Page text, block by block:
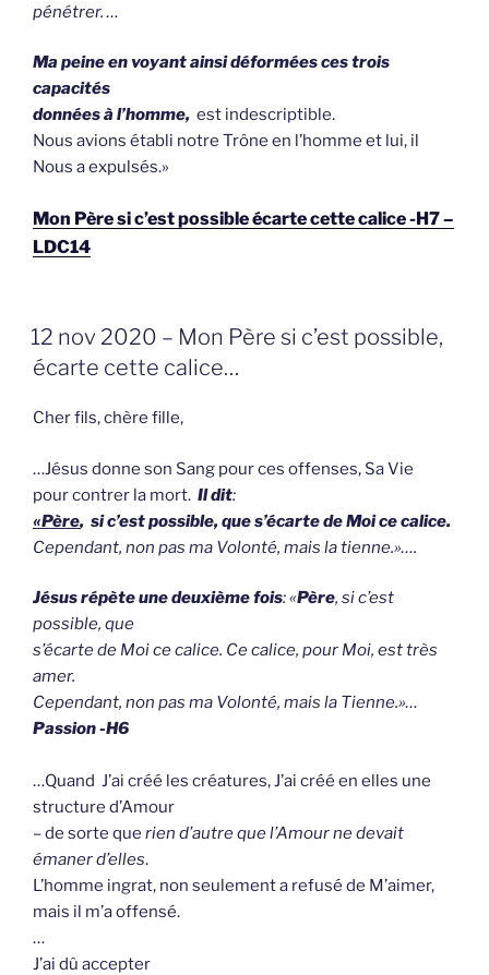
pénétrer. …
Ma peine en voyant ainsidéformées ces trois
capacités
données à l’homme, est indescriptible.
Nous avions établi notre Trône en l’homme et lui, il
Nous a expulsés.»
Mon Père si c’est possible écarte cette calice -H7 –
LDC14
GEPLAATST
OP
12 nov 2020 – Mon Père si c’est possible,
écarte cette calice…
Cher fils, chère fille,
…Jésus donne son Sang pour ces offenses, Sa Vie
pour contrer la mort. Il dit:
«Père, si c’est possible, que s’écarte de Moi ce calice.
Cependant, non pas ma Volonté, mais la tienne.»….
Jésus répète une deuxième fois: «Père, si c’est
possible, que
s’écarte de Moi ce calice. Ce calice, pour Moi, est très
amer.
Cependant, non pas ma Volonté, mais la Tienne.»…
Passion -H6
…Quand J’ai créé les créatures, J’ai créé en elles une
structure d’Amour
– de sorte que rien d’autre que l’Amour ne devait
émaner d’elles.
L’homme ingrat, non seulement a refusé de M’aimer,
mais il m’a offensé.
…
J’ai dû accepter